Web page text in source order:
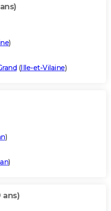
)
(Ille-et-Vilaine)
)
)
ans)